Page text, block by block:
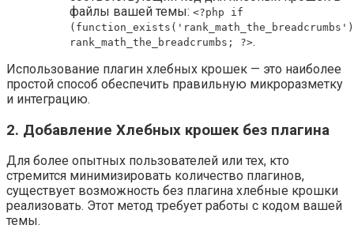
файлы вашей темы: <?php if
rank_math_the_breadcrumbs; ?>.
Использование плагин хлебных крошек — это наиболее
простой способ обеспечить правильную микроразметку
и интеграцию.
2. Добавление Хлебных крошек без плагина
Для более опытных пользователей или тех, кто
стремится минимизировать количество плагинов,
существует возможность без плагина хлебные крошки
реализовать. Этот метод требует работы с кодом вашей
темы.